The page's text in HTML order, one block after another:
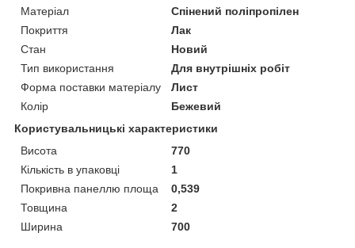
Матеріал
Спінений поліпропілен
Покриття
Лак
Стан
Новий
Тип використання
Для внутрішніх робіт
Форма поставки матеріалу
Лист
Колір
Бежевий
Користувальницькі характеристики
Висота
770
Кількість в упаковці
1
Покривна панеллю площа
0,539
Товщина
2
Ширина
700